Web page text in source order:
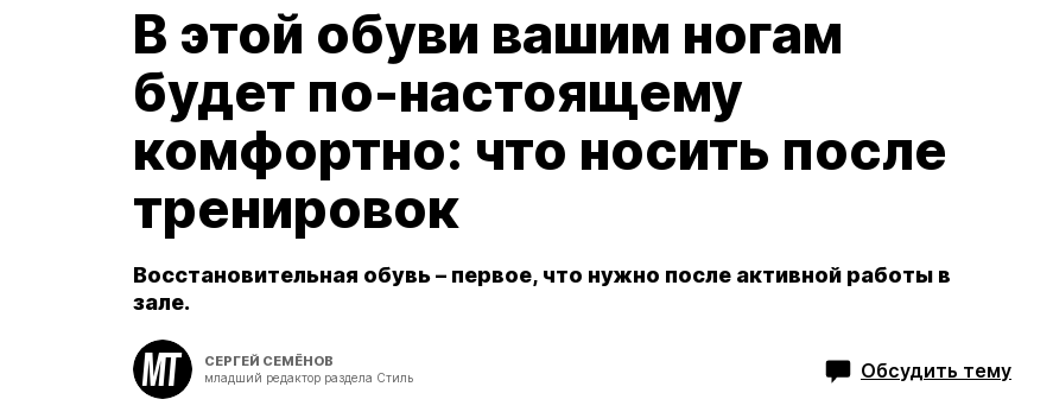
В этой обуви вашим ногам
будет по-настоящему
комфортно: что носить после
тренировок
Восстановительная обувь – первое, что нужно после активной работы в
зале.
СЕРГЕЙ СЕМЁНОВ
младший редактор раздела Стиль Обсудить тему